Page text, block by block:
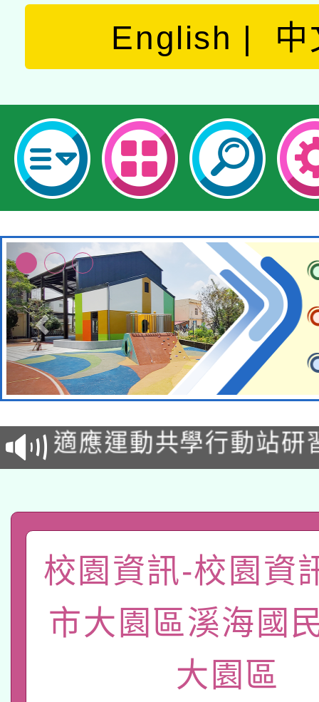
English 中
本校115學年度第2次
招甄選結果公告(無人
適應運動共學行動站研
本館辦理115年度閱讀
暨閱讀推動專業研習
科技賦能─人工智慧
「數位內容與教學軟體
pilot」
有關大陸委員會函釋公
薪期間赴陸應申請許可
業技術研究院辦理「
115年8月22日(星期六
校園資訊-校園資
市大園區溪海國
大園區